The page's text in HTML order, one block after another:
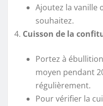
Ajoutez la vanille
souhaitez.
Cuisson de la
Portez à
moyen pendant
régulièrement.
Pour vérifier la